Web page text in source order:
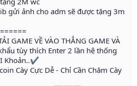
gửi ảnh cho adm sẽ được tặng 3m
GAME VỀ VÀO THẲNG GAME VÀ
tùy thích Enter 2 lần hệ thống
Khoản..✔
Cày Cực Dễ - Chỉ Cần Chăm Cày